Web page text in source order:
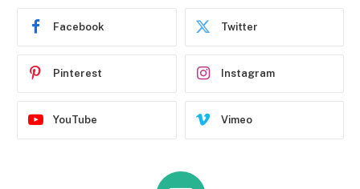
Facebook Twitter
Pinterest Instagram
YouTube Vimeo